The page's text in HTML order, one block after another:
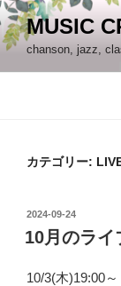
コ
ン
テ
ン
MUSIC
chanson, jazz,
カテゴリー:
投
稿
日:
2024-09-24
10月のライ
10/3(木)19:00